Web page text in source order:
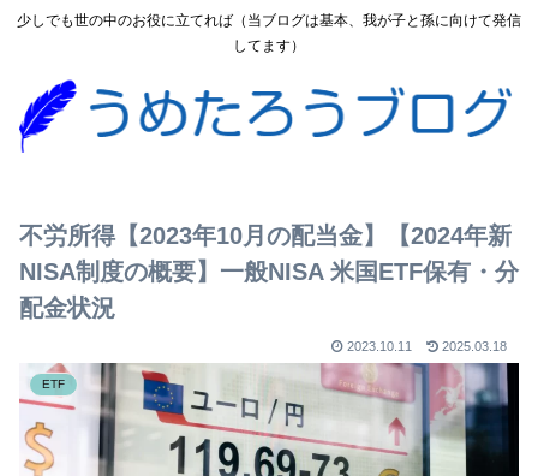
少しでも世の中のお役に立てれば（当ブログは基本、我が子と孫に向けて発信
してます）
不労所得【2023年10月の配当金】【2024年新
NISA制度の概要】一般NISA 米国ETF保有・分
配金状況
2023.10.11 2025.03.18
ETF